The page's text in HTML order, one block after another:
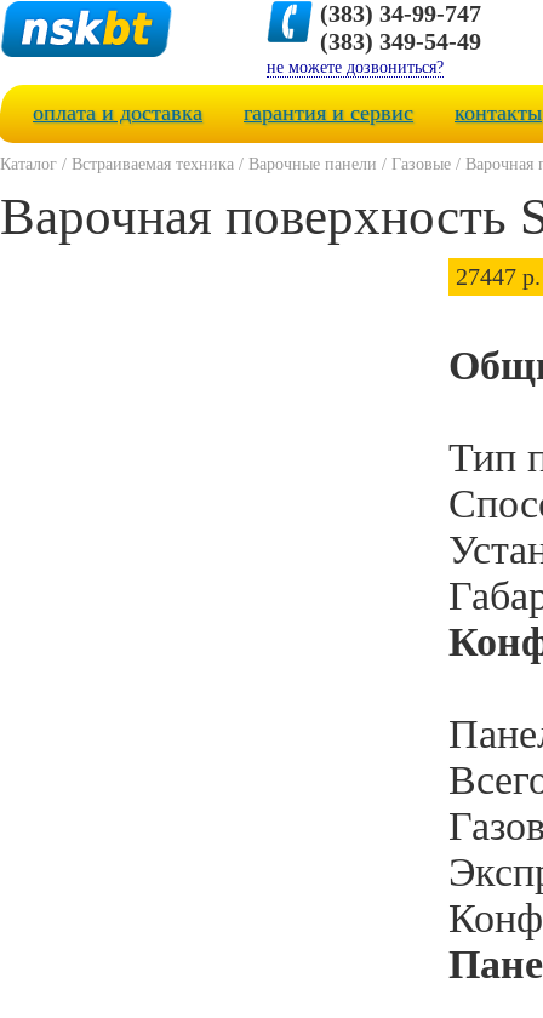
(383) 34-99-747
(383) 349-54-49
не можете дозвониться?
оплата и доставка гарантия и сервис контакты
Каталог / Встраиваемая техника / Варочные панели / Газовые / Варочная
Варочная поверхность
27447 р.
Тип